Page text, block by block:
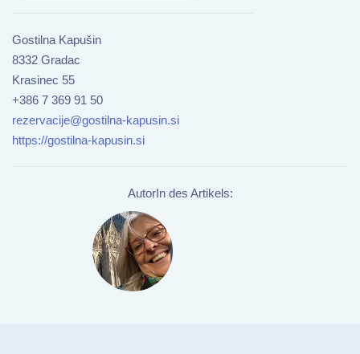
Gostilna Kapušin
8332 Gradac
Krasinec 55
+386 7 369 91 50
rezervacije@gostilna-kapusin.si
https://gostilna-kapusin.si
AutorIn des Artikels: